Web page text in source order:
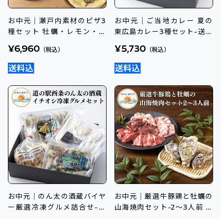
お中元｜瀬戸内素材のピザ3
種セット 牡蠣・レモン・ひ
¥6,960 （税込）
お中元｜ご当地カレー 夏の
東広島カレー3種セット-送料
¥5,730 （税込）
お中元｜のん太の酒蔵バイヤ
ー厳選冷凍グルメ詰合せ-送
お中元｜厳選牛豚鶏と牡蠣の
山海焼肉セット-2～3人前 送